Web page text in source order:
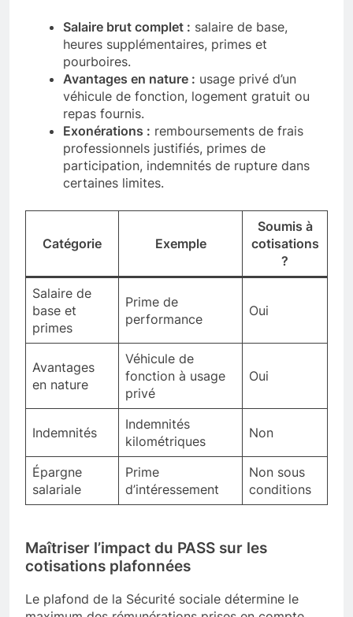
Salaire brut complet : salaire de base,
heures supplémentaires, primes et
pourboires.
Avantages en nature : usage privé d’un
véhicule de fonction, logement gratuit ou
repas fournis.
Exonérations : remboursements de frais
professionnels justifiés, primes de
participation, indemnités de rupture dans
certaines limites.
Catégorie Exemple
Soumis à
cotisations
?
Salaire de
base et
primes
Prime de
performance
Oui
Avantages
en nature
Véhicule de
fonction à usage
privé
Oui
Indemnités
Indemnités
kilométriques
Non
Épargne
salariale
Prime
d’intéressement
Non sous
conditions
Maîtriser l’impact du PASS sur les
cotisations plafonnées
Le plafond de la Sécurité sociale détermine le